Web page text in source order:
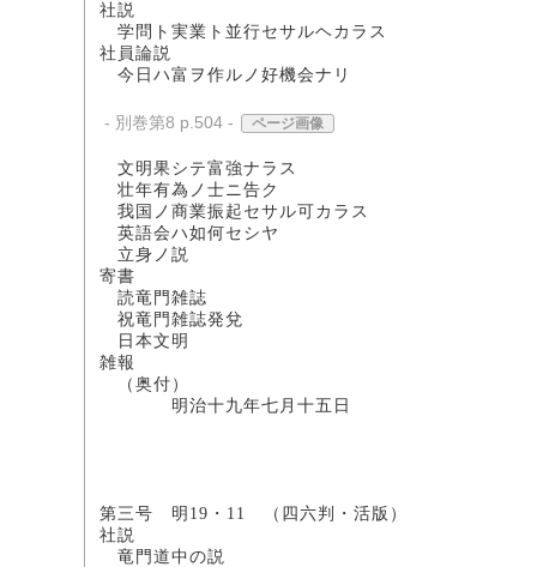
社説
学問ト実業ト並行セサルヘカラス
社員論説
今日ハ富ヲ作ルノ好
- 別巻第8 p.504 - ページ画像
文明果シテ富強
壮年有為ノ士ニ
我国ノ商業振起セサル
英語会ハ如何セ
立身ノ説
寄書
読竜門雑誌
祝竜門雑誌発兌 藍
日本文明
雑報
（奥付）
明治十九年七月十五日
第三号 明19・11 （四六判・活版）
社説
竜門道中の